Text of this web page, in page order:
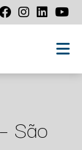
São